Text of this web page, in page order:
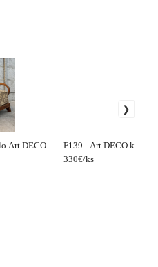
Art DECO -
F139 - Art DECO kreslá -
330€/ks